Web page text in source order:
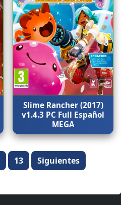
Slime Rancher (2017)
v1.4.3 PC Full Español
MEGA
13 Siguientes